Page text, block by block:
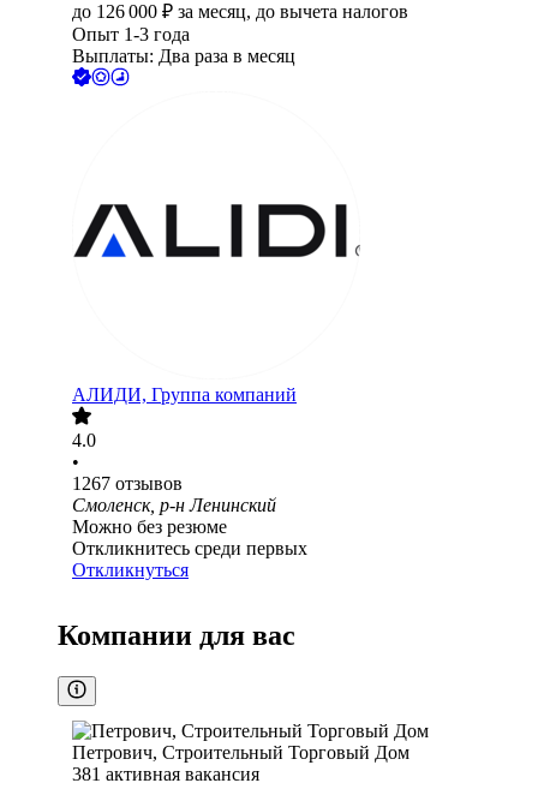
до 126 000 ₽ за месяц, до вычета налогов
Опыт 1-3 года
Выплаты: Два раза в месяц
АЛИДИ, Группа компаний
4.0
•
1267 отзывов
Смоленск, р-н Ленинский
Можно без резюме
Откликнитесь среди первых
Откликнуться
Компании для вас
Петрович, Строительный Торговый Дом
381 активная вакансия